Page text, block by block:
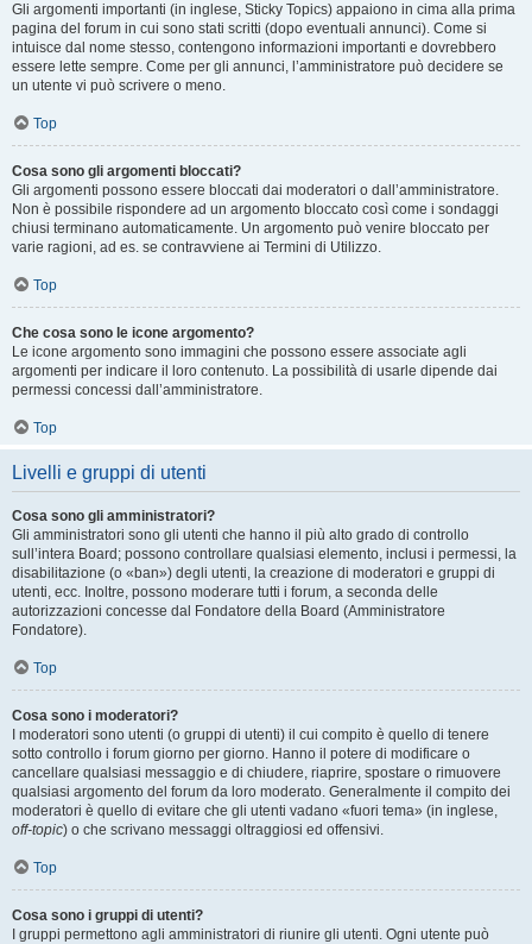
Gli argomenti importanti (in inglese, Sticky Topics) appaiono in cima alla prima
pagina del forum in cui sono stati scritti (dopo eventuali annunci). Come si
intuisce dal nome stesso, contengono informazioni importanti e dovrebbero
essere lette sempre. Come per gli annunci, l’amministratore può decidere se
un utente vi può scrivere o meno.
Top
Cosa sono gli argomenti bloccati?
Gli argomenti possono essere bloccati dai moderatori o dall’amministratore.
Non è possibile rispondere ad un argomento bloccato così come i sondaggi
chiusi terminano automaticamente. Un argomento può venire bloccato per
varie ragioni, ad es. se contravviene ai Termini di Utilizzo.
Top
Che cosa sono le icone argomento?
Le icone argomento sono immagini che possono essere associate agli
argomenti per indicare il loro contenuto. La possibilità di usarle dipende dai
permessi concessi dall’amministratore.
Top
Livelli e gruppi di utenti
Cosa sono gli amministratori?
Gli amministratori sono gli utenti che hanno il più alto grado di controllo
sull’intera Board; possono controllare qualsiasi elemento, inclusi i permessi, la
disabilitazione (o «ban») degli utenti, la creazione di moderatori e gruppi di
utenti, ecc. Inoltre, possono moderare tutti i forum, a seconda delle
autorizzazioni concesse dal Fondatore della Board (Amministratore
Fondatore).
Top
Cosa sono i moderatori?
I moderatori sono utenti (o gruppi di utenti) il cui compito è quello di tenere
sotto controllo i forum giorno per giorno. Hanno il potere di modificare o
cancellare qualsiasi messaggio e di chiudere, riaprire, spostare o rimuovere
qualsiasi argomento del forum da loro moderato. Generalmente il compito dei
moderatori è quello di evitare che gli utenti vadano «fuori tema» (in inglese,
off-topic) o che scrivano messaggi oltraggiosi ed offensivi.
Top
Cosa sono i gruppi di utenti?
I gruppi permettono agli amministratori di riunire gli utenti. Ogni utente può